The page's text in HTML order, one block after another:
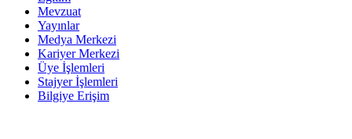
Mevzuat
Yayınlar
Medya Merkezi
Kariyer Merkezi
Üye İşlemleri
Stajyer İşlemleri
Bilgiye Erişim